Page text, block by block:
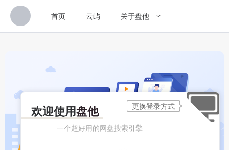
首页 云屿 关于盘他
欢迎使用盘他
一个超好用的网盘搜索引擎